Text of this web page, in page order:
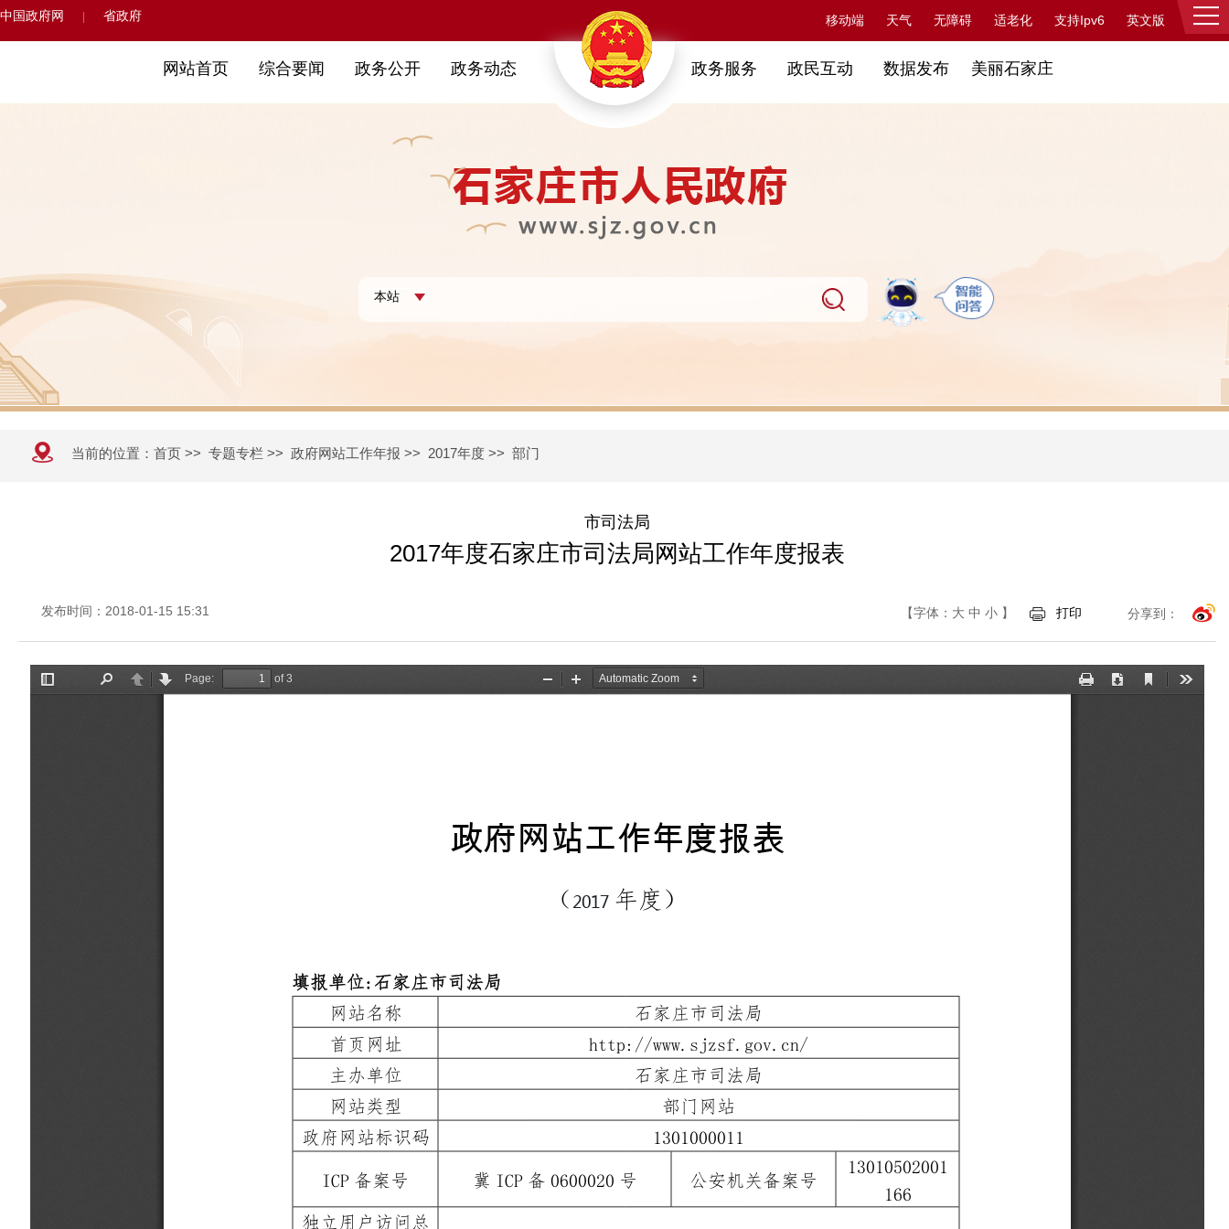
中国政府网 省政府 移动端 天气 无障碍 适老化 支持Ipv6 英文版 登录
网站首页 综合要闻 政务公开 政务动态 政务服务 政民互动 数据发布 美丽石家庄
当前的位置： 首页 >> 专题专栏 >> 政府网站工作年报 >> 2017年度 >> 部门
市司法局
2017年度石家庄市司法局网站工作年度报表
发布时间：2018-01-15 15:31 【字体： 大 中 小 】 打印 分享到：